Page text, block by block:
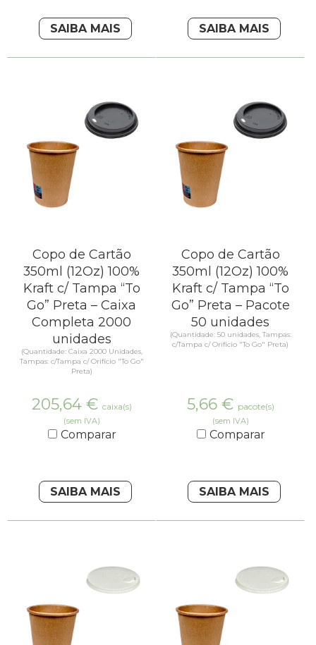
SAIBA MAIS SAIBA MAIS
Copo de Cartão
350ml (12Oz) 100%
Kraft c/ Tampa “To
Go” Preta – Caixa
Completa 2000
unidades
(Quantidade: Caixa 2000 Unidades,
Tampas: c/Tampa c/ Orifício "To Go"
Preta)
205,64 € caixa(s)
(sem IVA)
Comparar
SAIBA MAIS
Copo de Cartão
350ml (12Oz) 100%
Kraft c/ Tampa “To
Go” Preta – Pacote
50 unidades
(Quantidade: 50 unidades, Tampas:
c/Tampa c/ Orifício "To Go" Preta)
5,66 € pacote(s)
(sem IVA)
Comparar
SAIBA MAIS